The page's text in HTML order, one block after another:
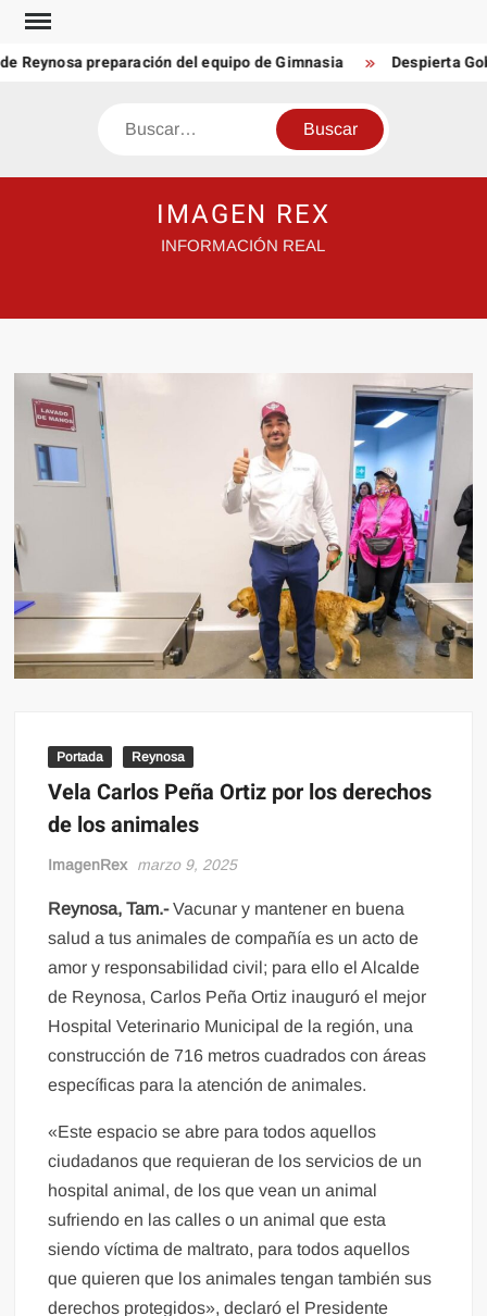
Saltar
contenido
Reynosa preparación del equipo de Gimnasia Despierta
Buscar
IMAGEN REX
INFORMACIÓN REAL
Portada Reynosa
Vela Carlos Peña Ortiz por los derechos
de los animales
ImagenRex marzo 9, 2025
Reynosa, Tam.-Vacunar y mantener en buena
salud a tus animales de compañía es un acto de
amor y responsabilidad civil; para ello el Alcalde
de Reynosa, Carlos Peña Ortiz inauguró el mejor
Hospital Veterinario Municipal de la región, una
construcción de 716 metros cuadrados con áreas
específicas para la atención de animales.
«Este espacio se abre para todos aquellos
ciudadanos que requieran de los servicios de un
hospital animal, de los que vean un animal
sufriendo en las calles o un animal que esta
siendo víctima de maltrato, para todos aquellos
que quieren que los animales tengan también sus
derechos protegidos», declaró el Presidente